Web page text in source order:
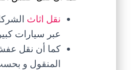
نقل اثاث
عبر سيارات
كما أن نقل
المنقول و